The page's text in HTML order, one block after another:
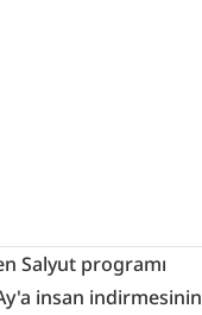
Salyut programı
insan indirmesinin